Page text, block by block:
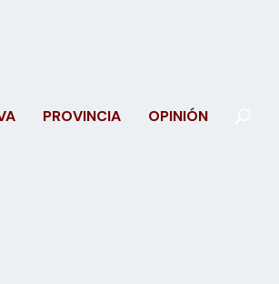
PROVINCIA OPINIÓN